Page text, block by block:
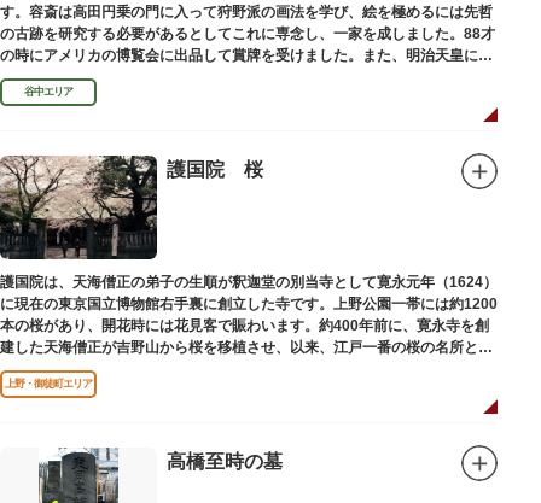
す。容斎は高田円乗の門に入って狩野派の画法を学び、絵を極めるには先哲
の古跡を研究する必要があるとしてこれに専念し、一家を成しました。88才
の時にアメリカの博覧会に出品して賞牌を受けました。また、明治天皇に
「日本画史」の称を賜りました。
谷中エリア
護国院 桜
護国院は、天海僧正の弟子の生順が釈迦堂の別当寺として寛永元年（1624）
に現在の東京国立博物館右手裏に創立した寺です。上野公園一帯には約1200
本の桜があり、開花時には花見客で賑わいます。約400年前に、寛永寺を創
建した天海僧正が吉野山から桜を移植させ、以来、江戸一番の桜の名所とし
て今日に及んでいます。
上野・御徒町エリア
高橋至時の墓